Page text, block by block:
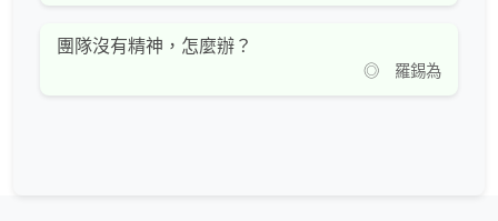
團隊沒有精神，怎麼辦？
◎ 羅錫為